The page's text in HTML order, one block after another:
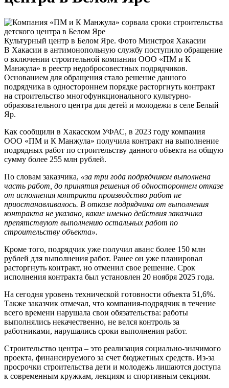
Культурный центр в Белом Яре. Фото Минстроя Хакасии
В Хакасии в антимонопольную службу поступило обращение
о включении строительной компании OОО «ПМ и К
Манжула» в реестр недобросовестных подрядчиков.
Основанием для обращения стало решение данного
подрядчика в одностороннем порядке расторгнуть контракт
на строительство многофункционального культурно-
образовательного центра для детей и молодежи в селе Белый
Яр.
Как сообщили в Хакасском УФАС, в 2023 году компания
OОО «ПМ и К Манжула» получила контракт на выполнение
подрядных работ по строительству данного объекта на общую
сумму более 255 млн рублей.
По словам заказчика, «за три года подрядчиком выполнена
часть работ, до принятия решения об одностороннем отказе
от исполнения контракта производство работ не
приостанавливалось. В отказе подрядчика от выполнения
контракта не указано, какие именно действия заказчика
препятствуют выполнению остальных работ по
строительству объекта».
Кроме того, подрядчик уже получил аванс более 150 млн
рублей для выполнения работ. Ранее он уже планировал
расторгнуть контракт, но отменил свое решение. Срок
исполнения контракта был установлен 20 ноября 2025 года.
На сегодня уровень технической готовности объекта 51,6%.
Также заказчик отмечал, что компания-подрядчик в течение
всего времени нарушала свои обязательства: работы
выполнялись некачественно, не велся контроль за
работниками, нарушались сроки выполнения работ.
Строительство центра – это реализация социально-значимого
проекта, финансируемого за счет бюджетных средств. Из-за
просрочки строительства дети и молодежь лишаются доступа
к современным кружкам, лекциям и спортивным секциям.